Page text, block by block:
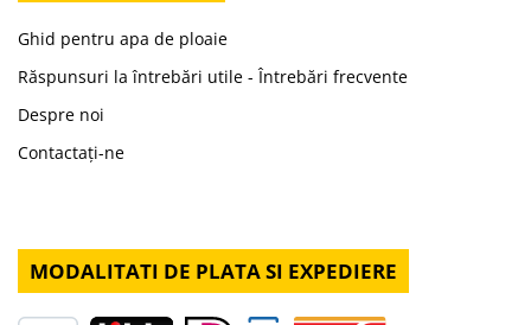
Ghid pentru apa de ploaie
Răspunsuri la întrebări utile - Întrebări frecvente
Despre noi
Contactați-ne
MODALITATI DE PLATA SI EXPEDIERE